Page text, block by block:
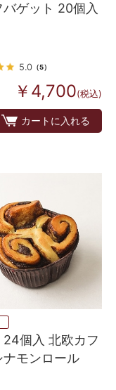
バゲット 20個入
5.0（5）
￥4,700(税込)
カートに入れる
24個入 北欧カフ
ナモンロール